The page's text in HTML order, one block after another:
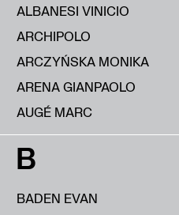
ALBANESI VINICIO
ARCHIPOLO
ARCZYŃSKA MONIKA
ARENA GIANPAOLO
AUGÉ MARC
B
BADEN EVAN